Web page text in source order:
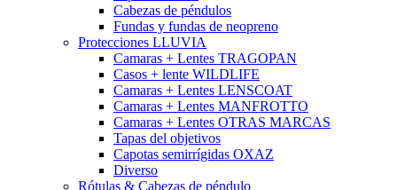
Cabezas de péndulos
Fundas y fundas de neopreno
Protecciones LLUVIA
Camaras + Lentes TRAGOPAN
Casos + lente WILDLIFE
Camaras + Lentes LENSCOAT
Camaras + Lentes MANFROTTO
Camaras + Lentes OTRAS MARCAS
Tapas del objetivos
Capotas semirrígidas OXAZ
Diverso
Rótulas & Cabezas de péndulo